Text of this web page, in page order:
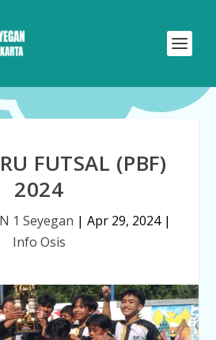
FUTSAL (PBF)
2024
1 Seyegan | Apr 29, 2024|
Info Osis